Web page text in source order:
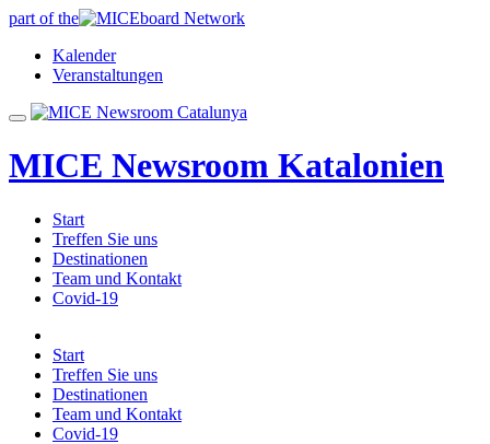
part of the
Kalender
Veranstaltungen
MICE Newsroom Katalonien
Start
Treffen Sie uns
Destinationen
Team und Kontakt
Covid-19
Start
Treffen Sie uns
Destinationen
Team und Kontakt
Covid-19